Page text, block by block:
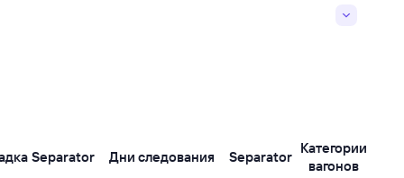
Separator Дни следования Separator
Категории
вагонов